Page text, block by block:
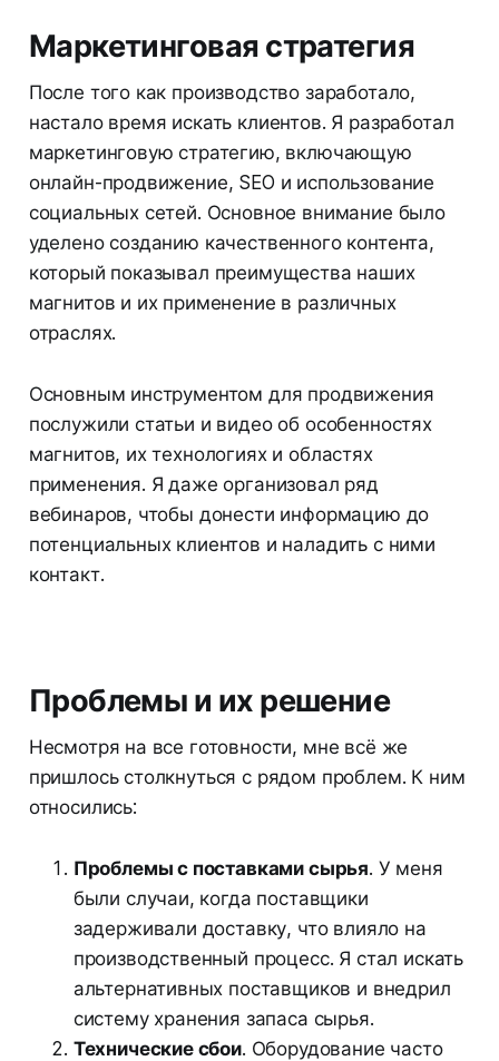
Маркетинговая стратегия
После того как производство заработало,
настало время искать клиентов. Я разработал
маркетинговую стратегию, включающую
онлайн-продвижение, SEO и использование
социальных сетей. Основное внимание было
уделено созданию качественного контента,
который показывал преимущества наших
магнитов и их применение в различных
отраслях.
Основным инструментом для продвижения
послужили статьи и видео об особенностях
магнитов, их технологиях и областях
применения. Я даже организовал ряд
вебинаров, чтобы донести информацию до
потенциальных клиентов и наладить с ними
контакт.
Проблемы и их решение
Несмотря на все готовности, мне всё же
пришлось столкнуться с рядом проблем. К ним
относились:
Проблемы с поставками сырья. У меня
были случаи, когда поставщики
задерживали доставку, что влияло на
производственный процесс. Я стал искать
альтернативных поставщиков и внедрил
систему хранения запаса сырья.
Технические сбои. Оборудование часто